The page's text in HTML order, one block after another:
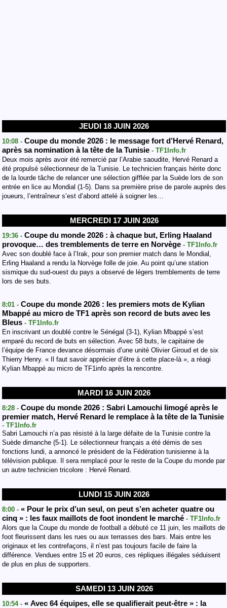
JEUDI 18 JUIN 2026
10:08 - Coupe du monde 2026 : le message fort d’Hervé Renard,
après sa nomination à la tête de la Tunisie - TF1Info.fr
Deux mois après avoir été remercié par l’Arabie saoudite, Hervé Renard a
été propulsé sélectionneur de la Tunisie. Le technicien français hérite donc
de la lourde tâche de relancer une sélection gifflée par la Suède lors de son
entrée en lice au Mondial (1-5). Dans sa première prise de parole auprès des
joueurs, l’entraîneur s’est d’abord attelé à soigner les…
MERCREDI 17 JUIN 2026
19:36 - Coupe du monde 2026 : à chaque but, Erling Haaland
provoque… des tremblements de terre en Norvège - TF1Info.fr
Avec son doublé face à l’Irak, pour son premier match dans le Mondial,
Erling Haaland a rendu la Norvège folle de joie. Au point qu’une station
sismique du sud-ouest du pays a observé de légers tremblements de terre
lors de ses buts.
8:01 - Coupe du monde 2026 : les premiers mots de Kylian
Mbappé au micro de TF1 après son record de buts avec les
Bleus - TF1Info.fr
En inscrivant un doublé contre le Sénégal (3-1), Kylian Mbappé s’est
emparé du record de buts en sélection. Avec 58 buts, le capitaine de
l’équipe de France devance désormais d’une unité Olivier Giroud et de six
Thierry Henry. « Il faut savoir apprécier d’être à cette place-là », a réagi
Kylian Mbappé au micro de TF1info après la rencontre.
MARDI 16 JUIN 2026
8:28 - Coupe du monde 2026 : Sabri Lamouchi limogé après le
premier match, Hervé Renard le remplace à la tête de la Tunisie
- TF1Info.fr
Sabri Lamouchi n’a pas résisté à la large défaite de la Tunisie contre la
Suède dimanche (5-1). Le sélectionneur français a été démis de ses
fonctions lundi, a annoncé le président de la Fédération tunisienne à la
télévision publique. Il sera remplacé pour le reste de la Coupe du monde par
un autre technicien tricolore : Hervé Renard.
LUNDI 15 JUIN 2026
8:00 - « Pour le prix d’un seul, on peut s’en acheter quatre ou
cinq » : les faux maillots de foot inondent le marché - TF1Info.fr
Alors que la Coupe du monde de football a débuté ce 11 juin, les maillots de
foot fleurissent dans les rues ou aux terrasses des bars. Mais entre les
originaux et les contrefaçons, il n’est pas toujours facile de faire la
différence. Vendues entre 15 et 20 euros, ces répliques illégales séduisent
de plus en plus de supporters.
SAMEDI 13 JUIN 2026
10:54 - « Avec 64 équipes, elle se qualifierait peut-être » : la